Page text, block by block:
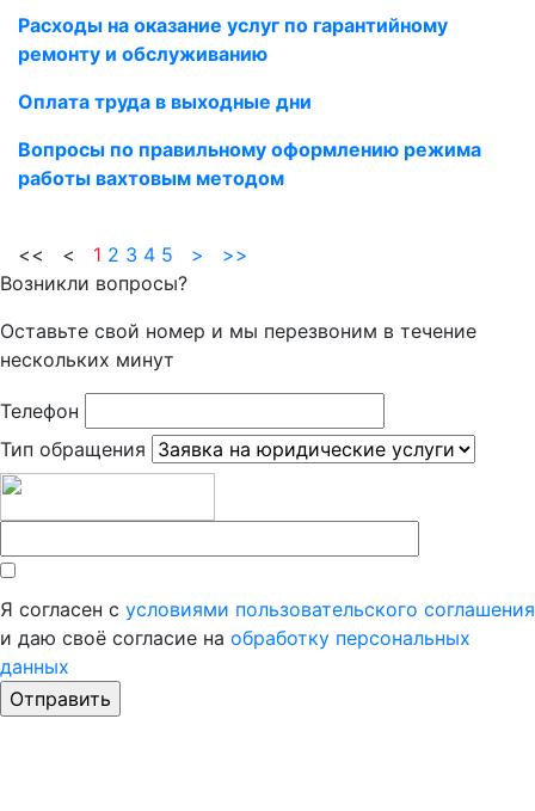
Расходы на оказание услуг по гарантийному
ремонту и обслуживанию
Оплата труда в выходные дни
Вопросы по правильному оформлению режима
работы вахтовым методом
<< < 1 2 3 4 5 >
>>
Возникли вопросы?
Оставьте свой номер и мы перезвоним в течение
нескольких минут
Телефон
Тип обращения
Я согласен с условиями пользовательского соглашения
и даю своё согласие на обработку персональных
данных